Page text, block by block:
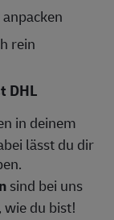
rein
DHL
in deinem
lässt du dir
sind bei uns
du bist!